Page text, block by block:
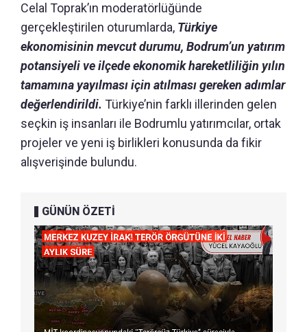
Celal Toprak’ın moderatörlüğünde
gerçekleştirilen oturumlarda, Türkiye
ekonomisinin mevcut durumu, Bodrum’un yatırım
potansiyeli ve ilçede ekonomik hareketliliğin yılın
tamamına yayılması için atılması gereken adımlar
değerlendirildi. Türkiye’nin farklı illerinden gelen
seçkin iş insanları ile Bodrumlu yatırımcılar, ortak
projeler ve yeni iş birlikleri konusunda da fikir
alışverişinde bulundu.
GÜNÜN ÖZETİ